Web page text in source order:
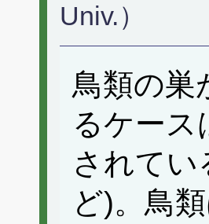
Univ.）
鳥類の巣
るケース
されてい
ど)。鳥